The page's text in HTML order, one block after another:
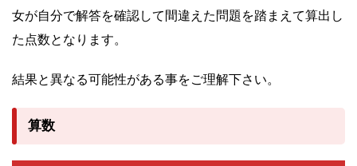
女が自分で解答を確認して間違えた問題を踏まえて算出し
た点数となります。
結果と異なる可能性がある事をご理解下さい。
算数